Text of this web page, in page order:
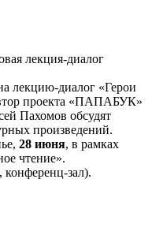
лекцию-диалог «Герои
проекта «ПАПАБУК»
Пахомов обсудят
произведений.
28 июня, в рамках
чтение».
зал).